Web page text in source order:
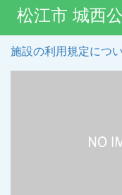
松江市 城西
施設の利用規定につ